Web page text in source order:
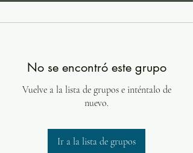
No se encontró este grupo
Vuelve a la lista de grupos e inténtalo de
nuevo.
Ir a la lista de grupos